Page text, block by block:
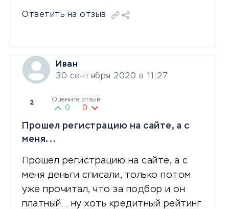
Ответить на отзыв
Иван
30 сентября 2020 в 11:27
2 Оцените отзыв
0 0
Прошел регистрацию на сайте, а с
меня...
Прошел регистрацию на сайте, а с
меня деньги списали, только потом
уже прочитал, что за подбор и он
платный… ну хоть кредитный рейтинг